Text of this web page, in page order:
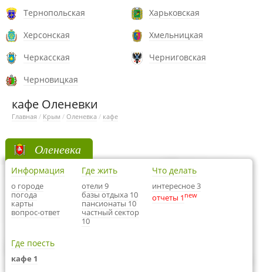
Тернопольская
Харьковская
Херсонская
Хмельницкая
Черкасская
Черниговская
Черновицкая
кафе Оленевки
Главная / Крым / Оленевка / кафе
Оленевка
Информация
о городе
погода
карты
вопрос-ответ
Где жить
отели 9
базы отдыха 10
пансионаты 10
частный сектор
10
Что делать
интересное 3
отчеты 1 new
Где поесть
кафе 1